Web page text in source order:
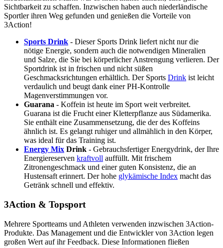
Sichtbarkeit zu schaffen. Inzwischen haben auch niederländische
Sportler ihren Weg gefunden und genießen die Vorteile von
3Action!
Sports Drink - Dieser Sports Drink liefert nicht nur die
nötige Energie, sondern auch die notwendigen Mineralien
und Salze, die Sie bei körperlicher Anstrengung verlieren. Der
Sportdrink ist in frischen und nicht süßen
Geschmacksrichtungen erhältlich. Der Sports Drink ist leicht
verdaulich und beugt dank einer PH-Kontrolle
Magenverstimmungen vor.
Guarana - Koffein ist heute im Sport weit verbreitet.
Guarana ist die Frucht einer Kletterpflanze aus Südamerika.
Sie enthält eine Zusammensetzung, die der des Koffeins
ähnlich ist. Es gelangt ruhiger und allmählich in den Körper,
was ideal für das Training ist.
Energy Mix Drink - Gebrauchsfertiger Energydrink, der Ihre
Energiereserven kraftvoll auffüllt. Mit frischem
Zitronengeschmack und einer guten Konsistenz, die an
Hustensaft erinnert. Der hohe glykämische Index macht das
Getränk schnell und effektiv.
3Action & Topsport
Mehrere Sportteams und Athleten verwenden inzwischen 3Action-
Produkte. Das Management und die Entwickler von 3Action legen
großen Wert auf ihr Feedback. Diese Informationen fließen